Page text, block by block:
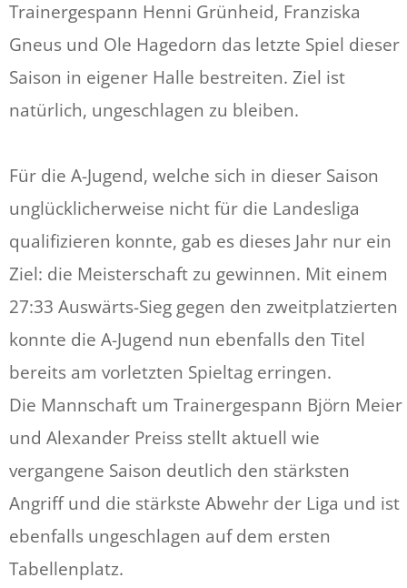
Trainergespann Henni Grünheid, Franziska
Gneus und Ole Hagedorn das letzte Spiel dieser
Saison in eigener Halle bestreiten. Ziel ist
natürlich, ungeschlagen zu bleiben.
Für die A-Jugend, welche sich in dieser Saison
unglücklicherweise nicht für die Landesliga
qualifizieren konnte, gab es dieses Jahr nur ein
Ziel: die Meisterschaft zu gewinnen. Mit einem
27:33 Auswärts-Sieg gegen den zweitplatzierten
konnte die A-Jugend nun ebenfalls den Titel
bereits am vorletzten Spieltag erringen.
Die Mannschaft um Trainergespann Björn Meier
und Alexander Preiss stellt aktuell wie
vergangene Saison deutlich den stärksten
Angriff und die stärkste Abwehr der Liga und ist
ebenfalls ungeschlagen auf dem ersten
Tabellenplatz.